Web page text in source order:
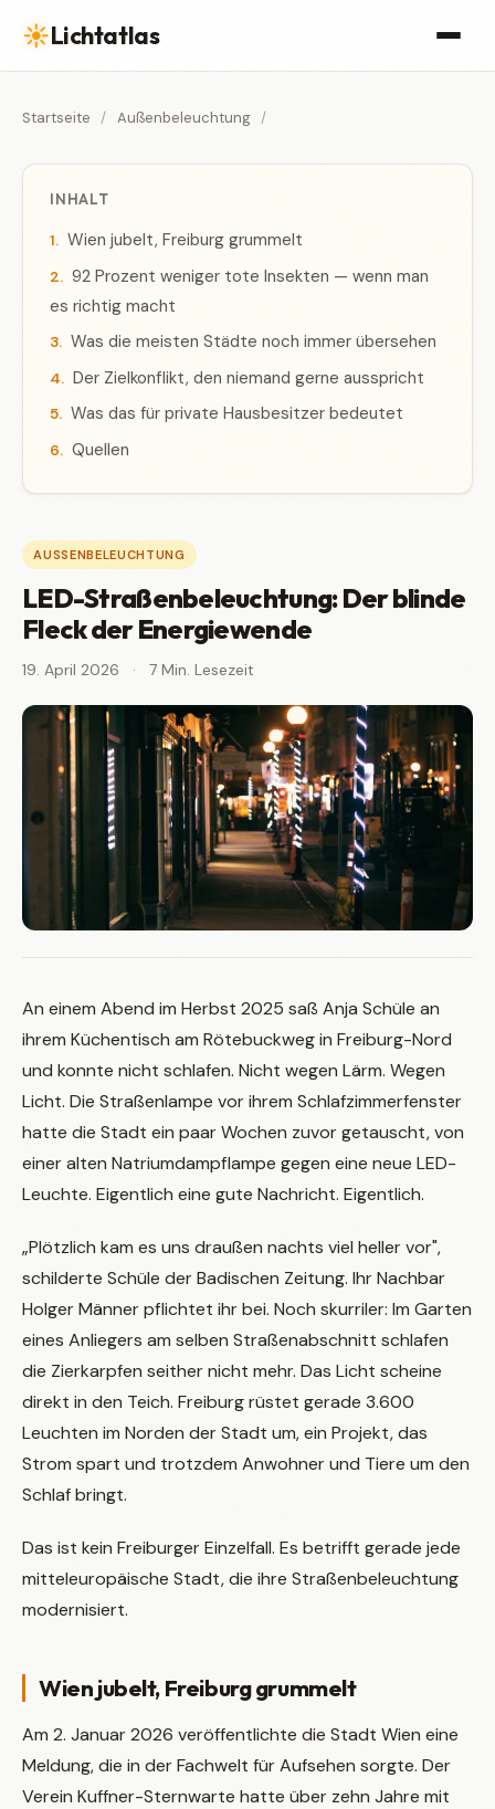
☀Lichtatlas
Startseite / Außenbeleuchtung /
INHALT
Wien jubelt, Freiburg grummelt
92 Prozent weniger tote Insekten — wenn man
es richtig macht
Was die meisten Städte noch immer übersehen
Der Zielkonflikt, den niemand gerne ausspricht
Was das für private Hausbesitzer bedeutet
Quellen
AUSSENBELEUCHTUNG
LED-Straßenbeleuchtung: Der blinde
Fleck der Energiewende
19. April 2026 · 7 Min. Lesezeit
An einem Abend im Herbst 2025 saß Anja Schüle an
ihrem Küchentisch am Rötebuckweg in Freiburg-Nord
und konnte nicht schlafen. Nicht wegen Lärm. Wegen
Licht. Die Straßenlampe vor ihrem Schlafzimmerfenster
hatte die Stadt ein paar Wochen zuvor getauscht, von
einer alten Natriumdampflampe gegen eine neue LED-
Leuchte. Eigentlich eine gute Nachricht. Eigentlich.
„Plötzlich kam es uns draußen nachts viel heller vor",
schilderte Schüle der Badischen Zeitung. Ihr Nachbar
Holger Männer pflichtet ihr bei. Noch skurriler: Im Garten
eines Anliegers am selben Straßenabschnitt schlafen
die Zierkarpfen seither nicht mehr. Das Licht scheine
direkt in den Teich. Freiburg rüstet gerade 3.600
Leuchten im Norden der Stadt um, ein Projekt, das
Strom spart und trotzdem Anwohner und Tiere um den
Schlaf bringt.
Das ist kein Freiburger Einzelfall. Es betrifft gerade jede
mitteleuropäische Stadt, die ihre Straßenbeleuchtung
modernisiert.
Wien jubelt, Freiburg grummelt
Am 2. Januar 2026 veröffentlichte die Stadt Wien eine
Meldung, die in der Fachwelt für Aufsehen sorgte. Der
Verein Kuffner-Sternwarte hatte über zehn Jahre mit